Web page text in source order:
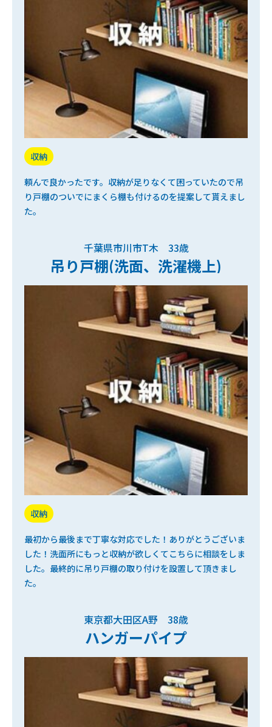
収納
頼んで良かったです。収納が足りなくて困っていたので吊
り戸棚のついでにまくら棚も付けるのを提案して貰えまし
た。
千葉県市川市T木 33歳
吊り戸棚(洗面、洗濯機上)
収納
最初から最後まで丁寧な対応でした！ありがとうございま
した！洗面所にもっと収納が欲しくてこちらに相談をしま
した。最終的に吊り戸棚の取り付けを設置して頂きまし
た。
東京都大田区A野 38歳
ハンガーパイプ